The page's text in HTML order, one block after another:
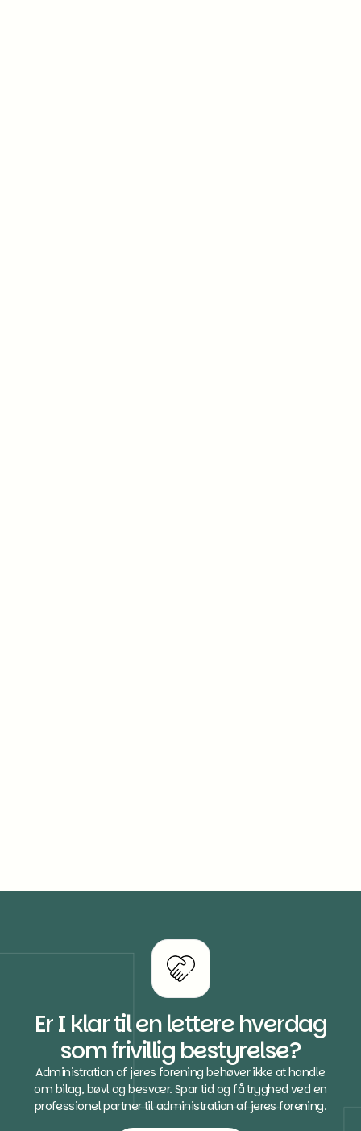
Er I klar til en lettere hverdag
som frivillig bestyrelse?
Administration af jeres forening behøver ikke at handle
om bilag, bøvl og besvær. Spar tid og få tryghed ved en
professionel partner til administration af jeres forening.